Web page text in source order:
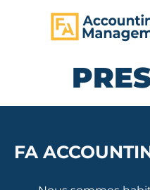
PRINCIPAL
FA